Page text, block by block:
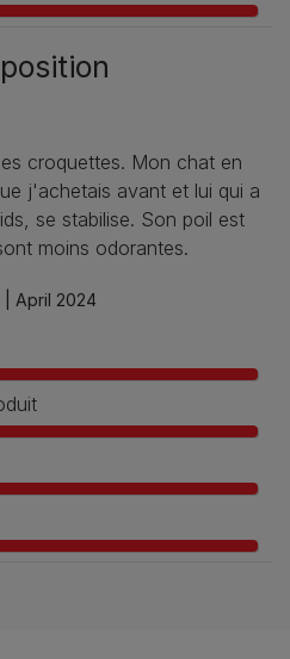
croquettes. Mon chat en
j'achetais avant et lui qui a
se stabilise. Son poil est
moins odorantes.
April 2024